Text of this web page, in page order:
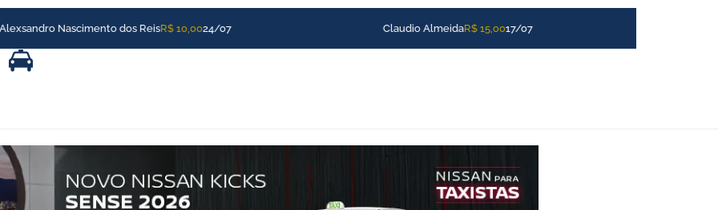
Nascimento dos ReisR$ 10,0024/07 Claudio AlmeidaR$ 15,0017/07